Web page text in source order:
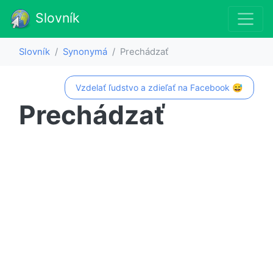
Slovník
Slovník Synonymá Prechádzať
Vzdelať ľudstvo a zdieľať na Facebook 😅
Prechádzať